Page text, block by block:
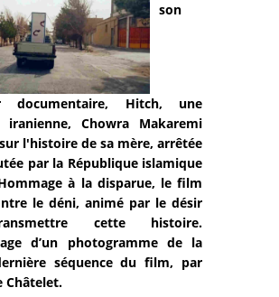
son
documentaire, Hitch, une
iranienne, Chowra Makaremi
l'histoire de sa mère, arrêtée
par la République islamique
à la disparue, le film
le déni, animé par le désir
cette histoire.
d’un photogramme de la
séquence du film, par
Châtelet.